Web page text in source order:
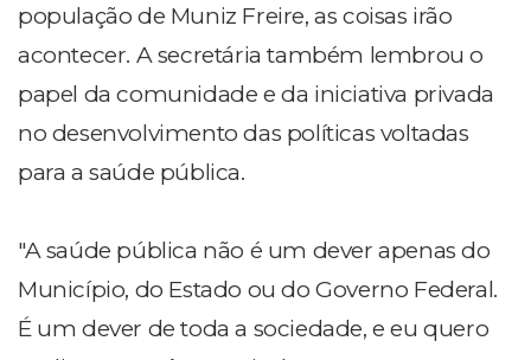
população de Muniz Freire, as coisas irão
acontecer. A secretária também lembrou o
papel da comunidade e da iniciativa privada
no desenvolvimento das políticas voltadas
para a saúde pública.
"A saúde pública não é um dever apenas do
Município, do Estado ou do Governo Federal.
É um dever de toda a sociedade, e eu quero